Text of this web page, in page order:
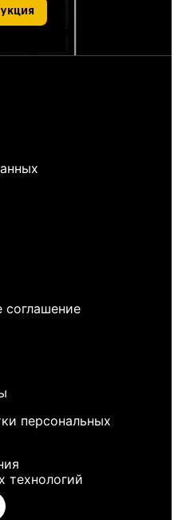
соглашение
персональных
технологий